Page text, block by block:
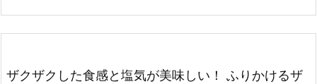
ザクザクした食感と塩気が美味しい！ ふりかけるザ